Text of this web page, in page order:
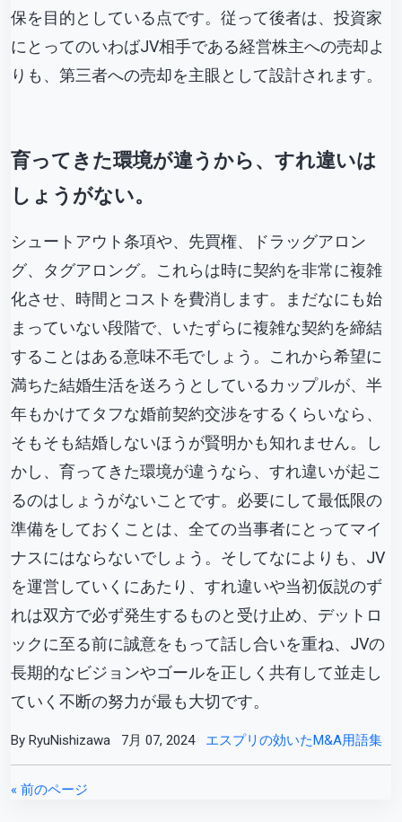
保を目的としている点です。従って後者は、投資家
にとってのいわばJV相手である経営株主への売却よ
りも、第三者への売却を主眼として設計されます。
育ってきた環境が違うから、すれ違いは
しょうがない。
シュートアウト条項や、先買権、ドラッグアロン
グ、タグアロング。これらは時に契約を非常に複雑
化させ、時間とコストを費消します。まだなにも始
まっていない段階で、いたずらに複雑な契約を締結
することはある意味不毛でしょう。これから希望に
満ちた結婚生活を送ろうとしているカップルが、半
年もかけてタフな婚前契約交渉をするくらいなら、
そもそも結婚しないほうが賢明かも知れません。し
かし、育ってきた環境が違うなら、すれ違いが起こ
るのはしょうがないことです。必要にして最低限の
準備をしておくことは、全ての当事者にとってマイ
ナスにはならないでしょう。そしてなによりも、JV
を運営していくにあたり、すれ違いや当初仮説のず
れは双方で必ず発生するものと受け止め、デットロ
ックに至る前に誠意をもって話し合いを重ね、JVの
長期的なビジョンやゴールを正しく共有して並走し
ていく不断の努力が最も大切です。
By RyuNishizawa 7月 07, 2024 エスプリの効いたM&A用語集
« 前のページ